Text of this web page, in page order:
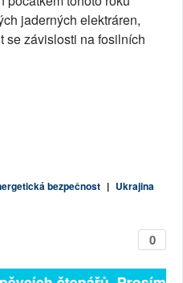
jaderných elektráren,
se závislosti na fosilních
bezpečnost | Ukrajina
0